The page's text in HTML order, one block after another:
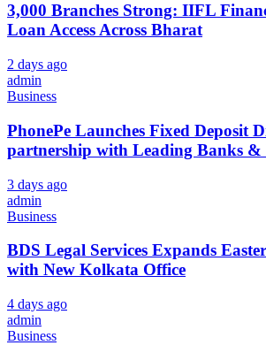
3,000 Branches Strong: IIFL
Loan Access Across Bharat
2 days ago
admin
Business
PhonePe Launches Fixed Deposit
partnership with Leading Banks &
3 days ago
admin
Business
BDS Legal Services Expands
with New Kolkata Office
4 days ago
admin
Business